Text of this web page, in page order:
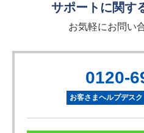
サポートに関す
お気軽にお問い
0120-
お客さまヘルプデスク